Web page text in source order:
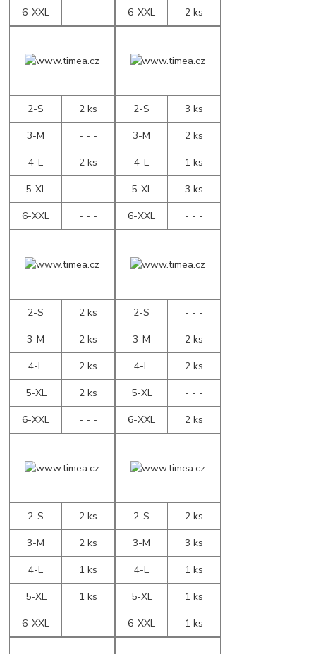
6-XXL
- - -
6-XXL
2 ks
2-S
2 ks
3-M
- - -
4-L
2 ks
5-XL
- - -
6-XXL
- - -
2-S
3 ks
3-M
2 ks
4-L
1 ks
5-XL
3 ks
6-XXL
- - -
2-S
2 ks
3-M
2 ks
4-L
2 ks
5-XL
2 ks
6-XXL
- - -
2-S
- - -
3-M
2 ks
4-L
2 ks
5-XL
- - -
6-XXL
2 ks
2-S
2 ks
3-M
2 ks
4-L
1 ks
5-XL
1 ks
6-XXL
- - -
2-S
2 ks
3-M
3 ks
4-L
1 ks
5-XL
1 ks
6-XXL
1 ks